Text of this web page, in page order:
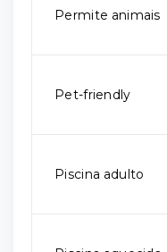
Permite animais
Pet-friendly
Piscina adulto